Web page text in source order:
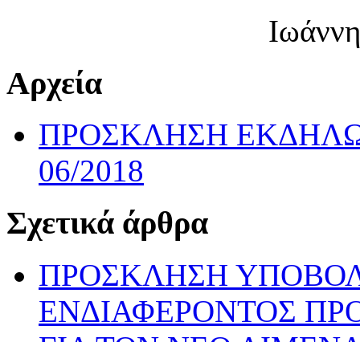
Αρχεία
ΠΡΟΣΚΛΗΣΗ
06/2018
Σχετικά άρθρα
ΠΡΟΣΚΛΗΣΗ
ΕΝΔΙΑΦΕΡΟΝΤΟΣ